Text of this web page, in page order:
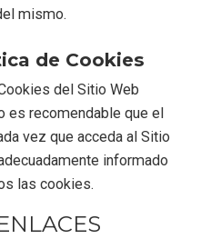
mismo.
de Cookies
del Sitio Web
es recomendable que el
vez que acceda al Sitio
informado
las cookies.